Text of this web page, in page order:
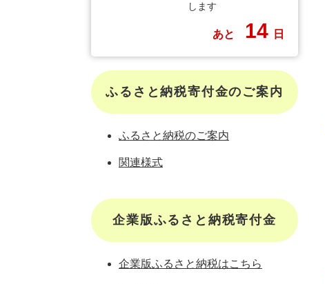
します
あと 14 日
ふるさと納税寄付金のご案内
ふるさと納税のご案内
関連様式
企業版ふるさと納税寄付金
企業版ふるさと納税はこちら